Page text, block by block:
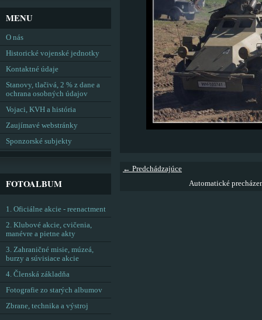
← Predchádzajúce
Automatické
MENU
O nás
Historické vojenské jednotky
Kontaktné údaje
Stanovy, tlačivá, 2 % z dane a
ochrana osobných údajov
Vojaci, KVH a história
Zaujímavé webstránky
Sponzorské subjekty
FOTOALBUM
1. Oficiálne akcie - reenactment
2. Klubové akcie, cvičenia,
manévre a pietne akty
3. Zahraničné misie, múzeá,
burzy a súvisiace akcie
4. Členská základňa
Fotografie zo starých albumov
Zbrane, technika a výstroj